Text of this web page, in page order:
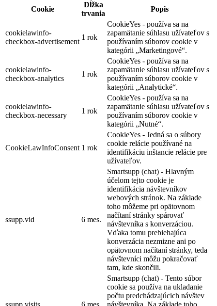
Cookie
Dĺžka
trvania
Popis
cookielawinfo-
checkbox-advertisement
1 rok
CookieYes - používa sa na
zapamätanie súhlasu užívateľov s
používaním súborov cookie v
kategórii „Marketingové“.
cookielawinfo-
checkbox-analytics
1 rok
CookieYes - používa sa na
zapamätanie súhlasu užívateľov s
používaním súborov cookie v
kategórii „Analytické“.
cookielawinfo-
checkbox-necessary
1 rok
CookieYes - používa sa na
zapamätanie súhlasu užívateľov s
používaním súborov cookie v
kategórii „Nutné“.
CookieLawInfoConsent 1 rok
CookieYes - Jedná sa o súbory
cookie relácie používané na
identifikáciu inštancie relácie pre
užívateľov.
ssupp.vid 6 mes.
Smartsupp (chat) - Hlavným
účelom tejto cookie je
identifikácia návštevníkov
webových stránok. Na základe
toho môžeme pri opätovnom
načítaní stránky spárovať
návštevníka s konverzáciou.
Vďaka tomu prebiehajúca
konverzácia nezmizne ani po
opätovnom načítaní stránky, teda
návštevníci môžu pokračovať
tam, kde skončili.
Smartsupp (chat) - Tento súbor
cookie sa používa na ukladanie
počtu predchádzajúcich návštev